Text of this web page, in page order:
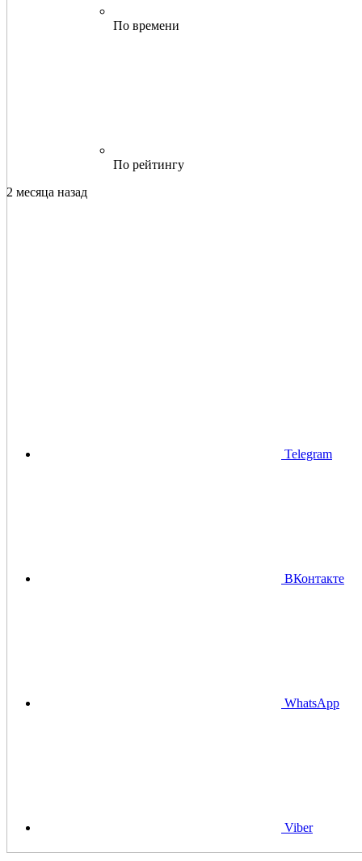
По времени
По рейтингу
2 месяца назад
Telegram
ВКонтакте
WhatsApp
Viber